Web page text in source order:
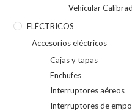
Vehicular
ELÉCTRICOS
Accesorios eléctricos
Cajas y tapas
Enchufes
Interruptores aéreos
Interruptores de